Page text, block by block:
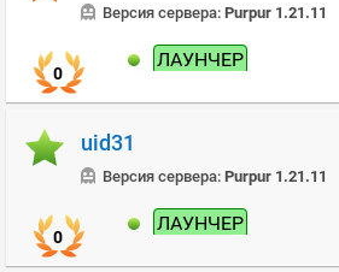
Версия сервера: Purpur 1.21.11
0
ЛАУНЧЕР
uid31
Версия сервера: Purpur 1.21.11
0
ЛАУНЧЕР